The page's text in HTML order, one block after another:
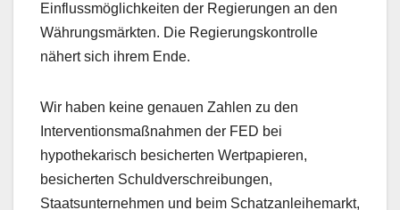
Einflussmöglichkeiten der Regierungen an den
Währungsmärkten. Die Regierungskontrolle
nähert sich ihrem Ende.
Wir haben keine genauen Zahlen zu den
Interventionsmaßnahmen der FED bei
hypothekarisch besicherten Wertpapieren,
besicherten Schuldverschreibungen,
Staatsunternehmen und beim Schatzanleihemarkt,